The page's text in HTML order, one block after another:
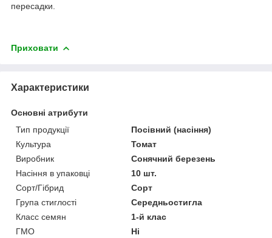
пересадки.
Приховати
Характеристики
Основні атрибути
Тип продукції
Посівний (насіння)
Культура
Томат
Виробник
Сонячний березень
Насіння в упаковці
10 шт.
Сорт/Гібрид
Сорт
Група стиглості
Середньостигла
Класс семян
1-й клас
ГМО
Ні